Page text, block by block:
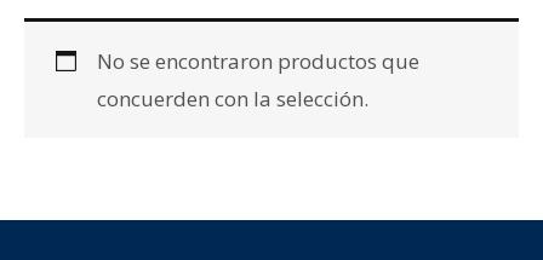
No se encontraron productos que
concuerden con la selección.